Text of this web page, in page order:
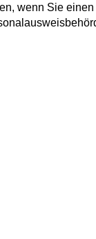
wenn Sie